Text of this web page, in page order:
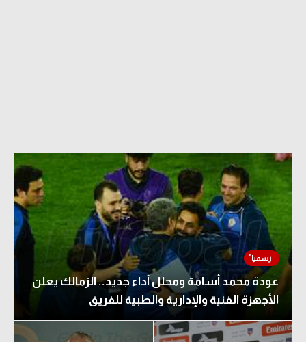
عودة محمد أسامة ومحلل أداء جديد.. الزمالك يعلن
الأجهزة الفنية والإدارية والطبية للفريق